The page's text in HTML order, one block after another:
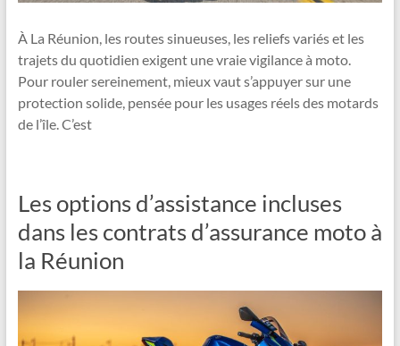
À La Réunion, les routes sinueuses, les reliefs variés et les
trajets du quotidien exigent une vraie vigilance à moto.
Pour rouler sereinement, mieux vaut s’appuyer sur une
protection solide, pensée pour les usages réels des motards
de l’île. C’est
Les options d’assistance incluses
dans les contrats d’assurance moto à
la Réunion